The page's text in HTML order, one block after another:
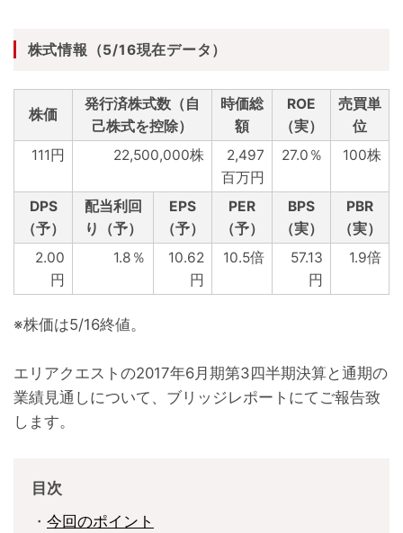
株式情報（5/16現在データ）
株価
発行済株式数（自
己株式を控除）
時価総
額
ROE
（実）
売買単
位
111円
22,500,000株
2,497
百万円
27.0％ 100株
DPS
（予）
配当利回
り（予）
EPS
（予）
PER
（予）
BPS
（実）
PBR
（実）
2.00
円
1.8％
10.62
円
10.5倍
57.13
円
1.9倍
※株価は5/16終値。
エリアクエストの2017年6月期第3四半期決算と通期の
業績見通しについて、ブリッジレポートにてご報告致
します。
目次
・ 今回のポイント